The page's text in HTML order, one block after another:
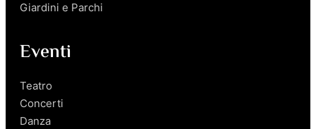
Giardini e Parchi
Eventi
Teatro
Concerti
Danza